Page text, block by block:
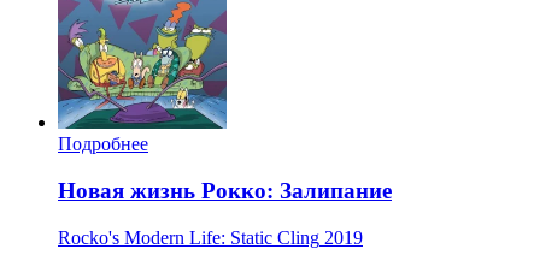
Подробнее
Новая жизнь Рокко: Залипание
Rocko's Modern Life: Static Cling 2019